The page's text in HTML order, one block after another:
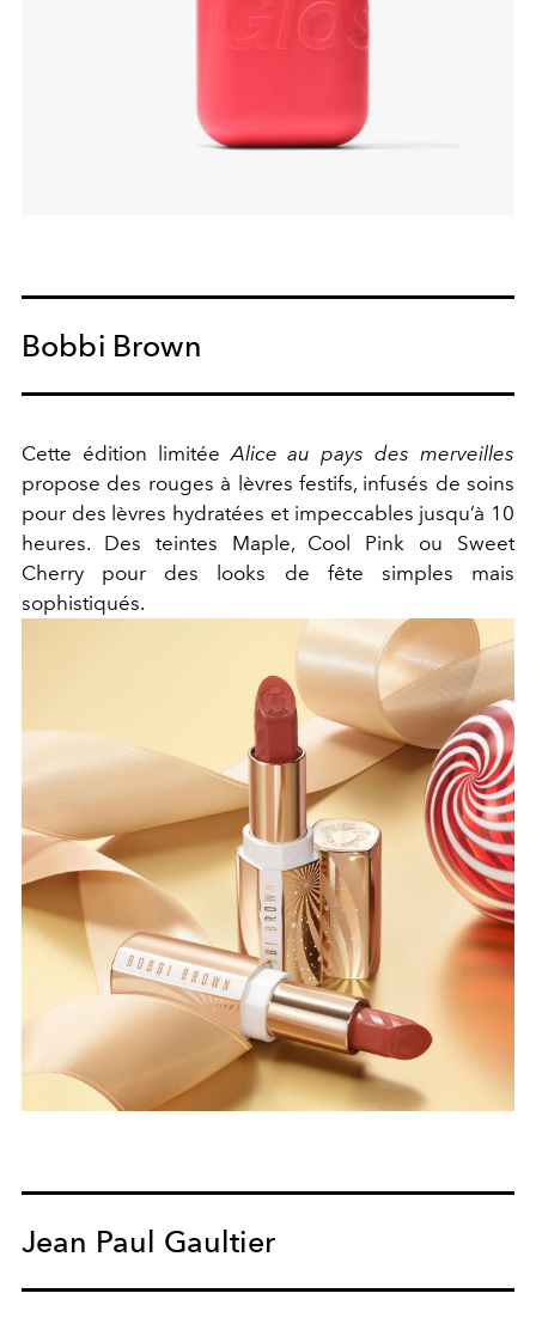
Bobbi Brown
Cette édition limitéeAlice au pays des merveilles
propose des rouges à lèvres festifs, infusés de soins
pour des lèvres hydratées et impeccables jusqu’à 10
heures. Des teintes Maple, Cool Pink ou Sweet
Cherry pour des looks de fête simples mais
sophistiqués.
Jean Paul Gaultier